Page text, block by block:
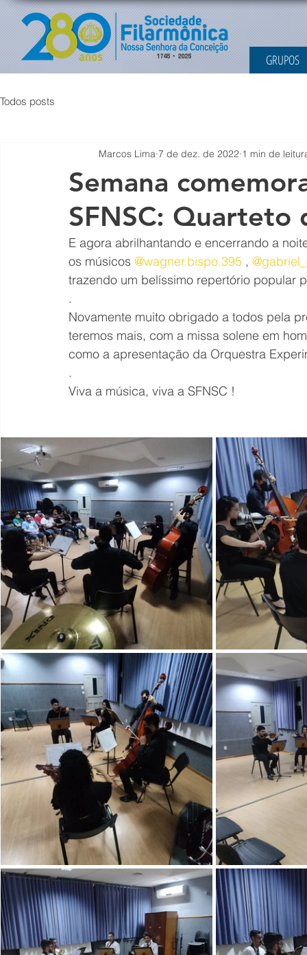
GRUPOS
Todos posts
Semana
SFNSC: Quarteto
Marcos Lima 7 de dez. de 2022 1 min de
E agora abrilhantando e encerrando a
os músicos @wagner.bispo.395 ,
trazendo um belíssimo repertório popular
.
Novamente muito obrigado a todos pela
teremos mais, com a missa solene em
como a apresentação da Orquestra
.
Viva a música, viva a SFNSC !